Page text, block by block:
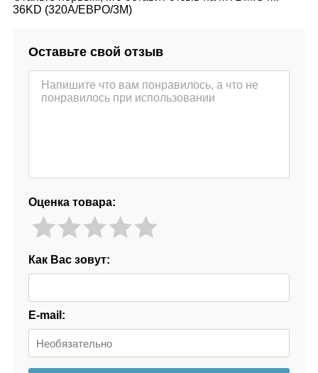
36KD (320А/ЕВРО/3М)
Оставьте свой отзыв
Оценка товара:
Как Вас зовут:
E-mail: